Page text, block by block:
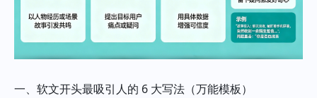
一、软文开头最吸引人的 6 大写法（万能模板）